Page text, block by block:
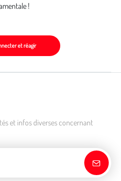
!
et réagir
et infos diverses concernant